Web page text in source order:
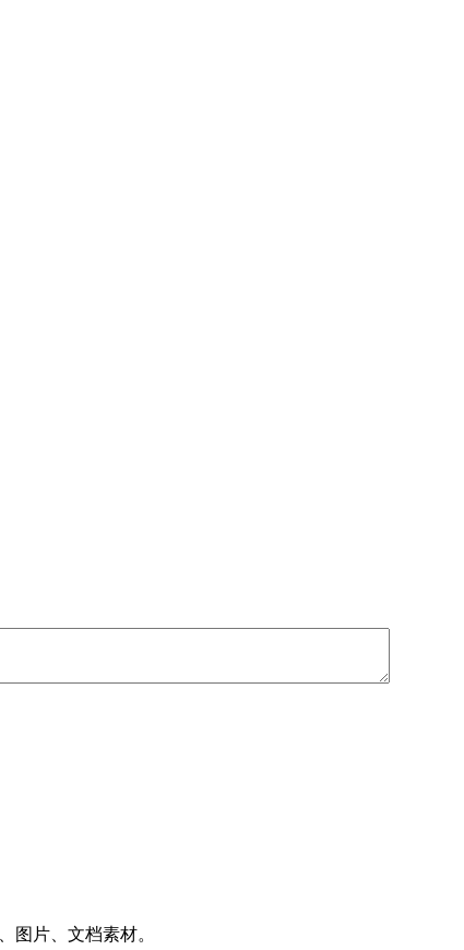
图片、文档素材。